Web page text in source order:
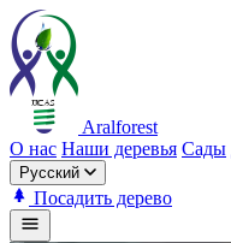
Aralforest
О нас Наши деревья Сады
Русский
Посадить дерево